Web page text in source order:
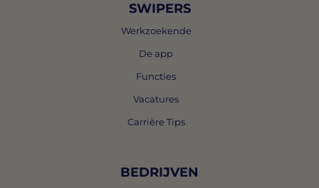
SWIPERS
Werkzoekende
De app
Functies
Vacatures
Carrière Tips
BEDRIJVEN